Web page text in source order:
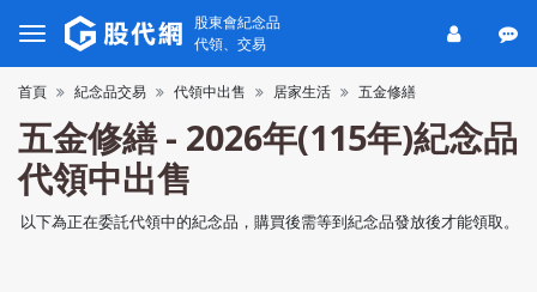
股東會紀念品
代領、交易
首頁 紀念品交易 代領中出售 居家生活 五金修繕
五金修繕 - 2026年(115年)紀念品
代領中出售
以下為正在委託代領中的紀念品，購買後需等到紀念品發放後才能領取。